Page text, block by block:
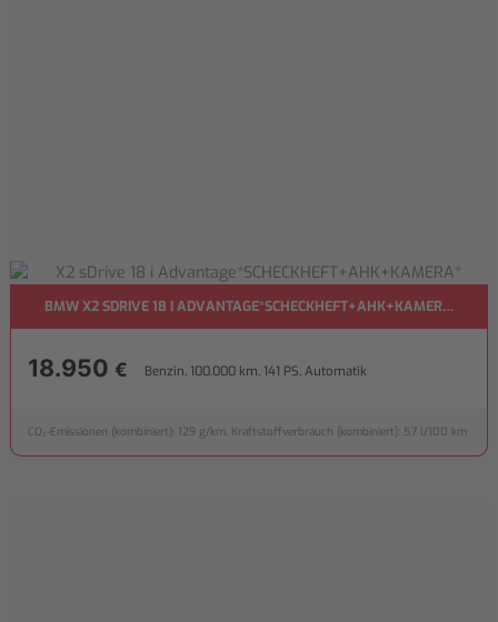
BMW X2 SDRIVE 18 I ADVANTAGE*SCHECKHEFT+AHK+KAMERA*
18.950 € Benzin, 100.000 km, 141 PS, Automatik
CO₂-Emissionen (kombiniert): 129 g/km, Kraftstoffverbrauch (kombiniert): 5,7 l/100 km